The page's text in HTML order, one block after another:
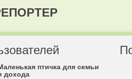
птичка для семьи
дохода